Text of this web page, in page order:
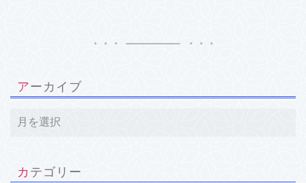
アーカイブ
カテゴリー